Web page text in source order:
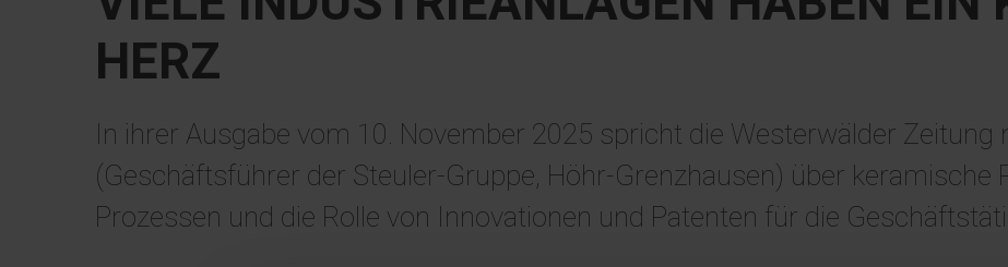
HERZ
In ihrer Ausgabe vom 10. November 2025 spricht die Westerwälder Zeitung
(Geschäftsführer der Steuler-Gruppe, Höhr-Grenzhausen) über keramische
Prozessen und die Rolle von Innovationen und Patenten für die